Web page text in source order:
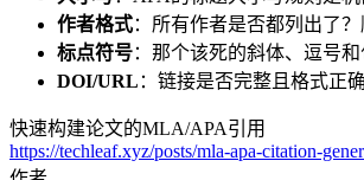
作者格式：所有作者是否都列出了？
标点符号：那个该死的斜体、逗号
DOI/URL ：链接是否完整且格式正确
快速构建论文的MLA/APA引用
https://techleaf.xyz/posts/mla-apa-citation-